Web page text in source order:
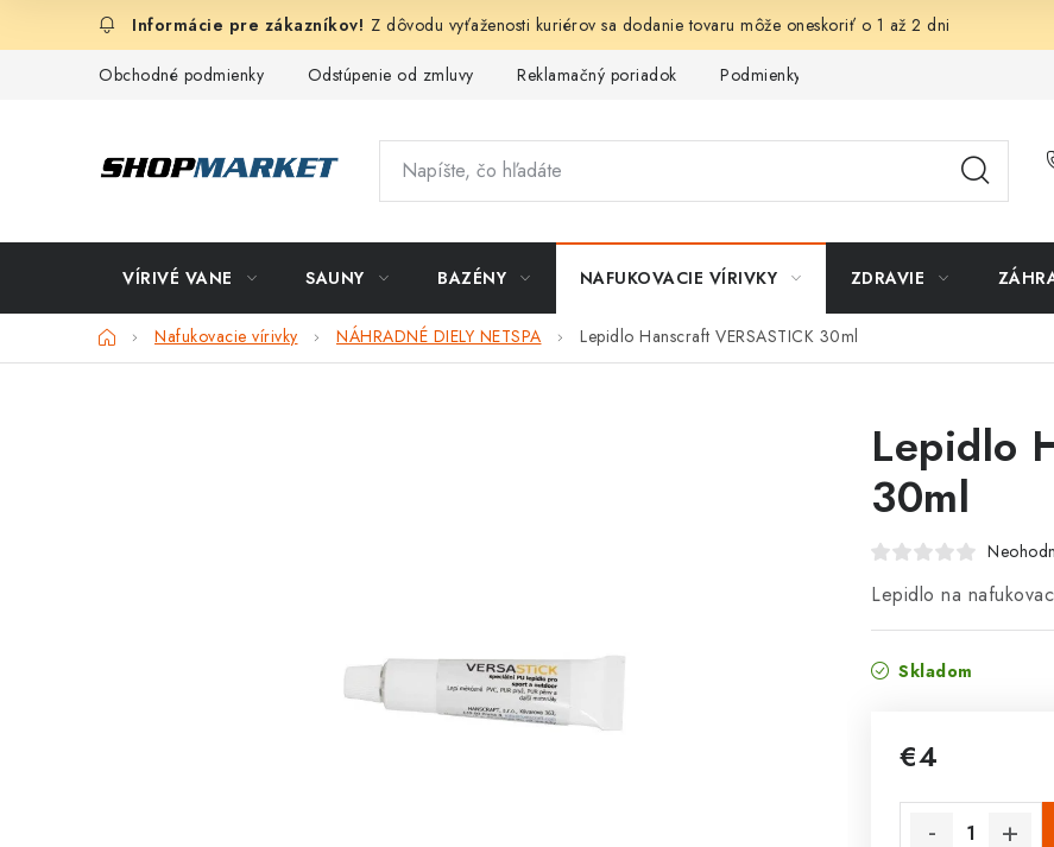
Z dôvodu vyťaženosti kuriérov sa dodanie tovaru môže oneskoriť o 1 až 2 dni
Obchodné podmienky Odstúpenie od zmluvy Reklamačný poriadok Podmienky ochrany osobných údajov
VÍRIVÉ VANE SAUNY BAZÉNY NAFUKOVACIE VÍRIVKY ZDRAVIE
DomovNafukovacie vírivky NÁHRADNÉ DIELY NETSPA Lepidlo Hanscraft VERSASTICK 30ml
Lepidlo
30ml
Lepidlo na
Skladom
€4